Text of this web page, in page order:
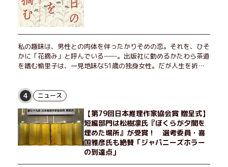
私の趣味は、男性との肉体を伴ったかりそめの恋。それを、ひそ
かに「花摘み」と呼んでいる──。出版社に勤めるかたわら茶道
を嗜む愉里子は、一見地味な51歳の独身女性。だが人生を折り
せる男が現れた。茶の湯の粋人、70歳の万江島だ。だが彼に
は、ある秘密があった……。自分の心と身体を偽らない女たちの
姿と、その連帯を描く。赤裸々にして切実な、セクシュアリティ
をめぐる物語。
4 ニュース
【第79回日本推理作家協会賞 贈呈式】
短編部門は松樹凛氏『ぼくらが夕闇を
埋めた場所』が受賞！ 選考委員・喜
国雅彦氏も絶賛「ジャパニーズホラー
の到達点」